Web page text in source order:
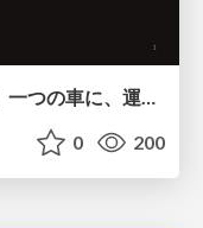
【やさしく解説 設計編・中級 #1】一つの車に、運転手は一人 ～ある倉庫システムの事例から～
0 200